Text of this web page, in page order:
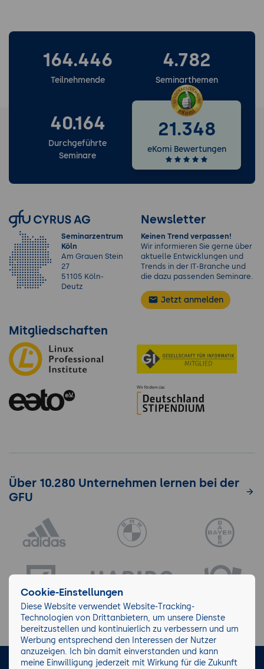
164.446
Teilnehmende
4.782
Seminarthemen
40.164
Durchgeführte
Seminare
21.348
eKomi Bewertungen
Seminarzentrum
Köln
Am Grauen Stein
27
51105 Köln-
Deutz
Newsletter
Keinen Trend verpassen!
Wir informieren Sie gerne über
aktuelle Entwicklungen und
Trends in der IT-Branche und
die dazu passenden Seminare.
Jetzt anmelden
Mitgliedschaften
Über 10.280 Unternehmen lernen bei der
GFU
Cookie-Einstellungen
Diese Website verwendet Website-Tracking-
Technologien von Drittanbietern, um unsere Dienste
bereitzustellen und kontinuierlich zu verbessern und um
Werbung entsprechend den Interessen der Nutzer
anzuzeigen. Ich bin damit einverstanden und kann
meine Einwilligung jederzeit mit Wirkung für die Zukunft